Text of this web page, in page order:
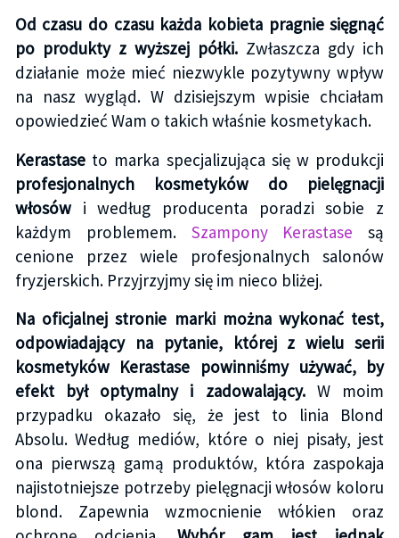
Od czasu do czasu każda kobieta pragnie sięgnąć
po produkty z wyższej półki. Zwłaszcza gdy ich
działanie może mieć niezwykle pozytywny wpływ
na nasz wygląd. W dzisiejszym wpisie chciałam
opowiedzieć Wam o takich właśnie kosmetykach.
Kerastase to marka specjalizująca się w produkcji
profesjonalnych kosmetyków do pielęgnacji
włosówi według producenta poradzi sobie z
każdym problemem. Szampony Kerastase są
cenione przez wiele profesjonalnych salonów
fryzjerskich. Przyjrzyjmy się im nieco bliżej.
Na oficjalnej stronie marki można wykonać test,
odpowiadający na pytanie, której z wielu serii
kosmetyków Kerastase powinniśmy używać, by
efekt był optymalny i zadowalający.W moim
przypadku okazało się, że jest to linia Blond
Absolu. Według mediów, które o niej pisały, jest
ona pierwszą gamą produktów, która zaspokaja
najistotniejsze potrzeby pielęgnacji włosów koloru
blond. Zapewnia wzmocnienie włókien oraz